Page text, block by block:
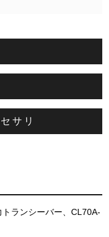
サリ
ランシーバー、CL70A-